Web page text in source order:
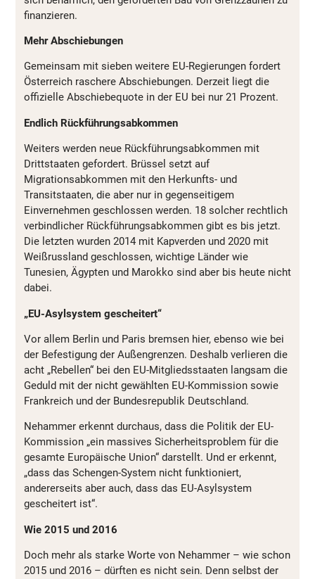
finanzieren.
Mehr Abschiebungen
Gemeinsam mit sieben weitere EU-Regierungen fordert
Österreich raschere Abschiebungen. Derzeit liegt die
offizielle Abschiebequote in der EU bei nur 21 Prozent.
Endlich Rückführungsabkommen
Weiters werden neue Rückführungsabkommen mit
Drittstaaten gefordert. Brüssel setzt auf
Migrationsabkommen mit den Herkunfts- und
Transitstaaten, die aber nur in gegenseitigem
Einvernehmen geschlossen werden. 18 solcher rechtlich
verbindlicher Rückführungsabkommen gibt es bis jetzt.
Die letzten wurden 2014 mit Kapverden und 2020 mit
Weißrussland geschlossen, wichtige Länder wie
Tunesien, Ägypten und Marokko sind aber bis heute nicht
dabei.
„EU-Asylsystem gescheitert“
Vor allem Berlin und Paris bremsen hier, ebenso wie bei
der Befestigung der Außengrenzen. Deshalb verlieren die
acht „Rebellen“ bei den EU-Mitgliedsstaaten langsam die
Geduld mit der nicht gewählten EU-Kommission sowie
Frankreich und der Bundesrepublik Deutschland.
Nehammer erkennt durchaus, dass die Politik der EU-
Kommission „ein massives Sicherheitsproblem für die
gesamte Europäische Union“ darstellt. Und er erkennt,
„dass das Schengen-System nicht funktioniert,
andererseits aber auch, dass das EU-Asylsystem
gescheitert ist“.
Wie 2015 und 2016
Doch mehr als starke Worte von Nehammer – wie schon
2015 und 2016 – dürften es nicht sein. Denn selbst der